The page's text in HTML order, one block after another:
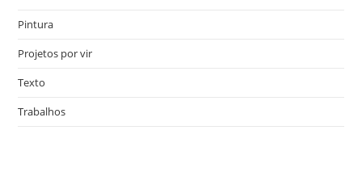
Pintura
Projetos por vir
Texto
Trabalhos